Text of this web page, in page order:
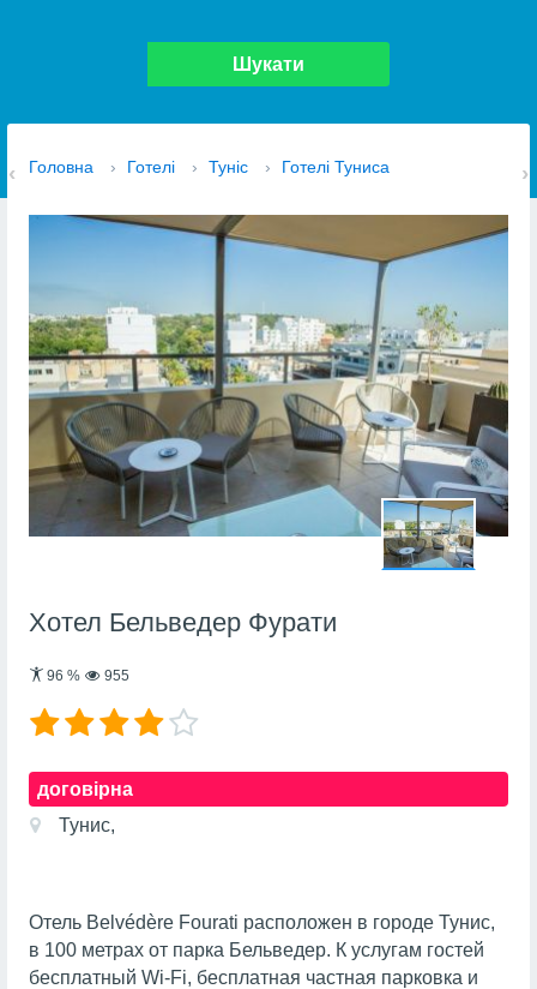
Шукати
Головна › Готелі › Туніс › Готелі Туниса
Хотел Бельведер Фурати
96 % 955
договірна
Тунис,
Отель Belvédère Fourati расположен в городе Тунис,
в 100 метрах от парка Бельведер. К услугам гостей
бесплатный Wi-Fi, бесплатная частная парковка и